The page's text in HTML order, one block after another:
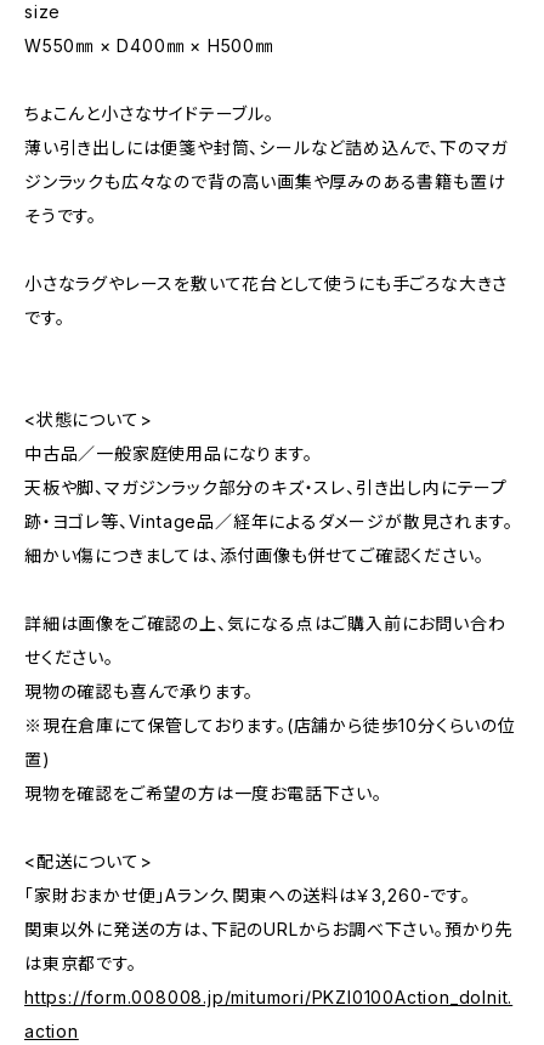
size
W550㎜ × D400㎜ × H500㎜
ちょこんと小さなサイドテーブル。
薄い引き出しには便箋や封筒、シールなど詰め込んで、下のマガ
ジンラックも広々なので背の高い画集や厚みのある書籍も置け
そうです。
小さなラグやレースを敷いて花台として使うにも手ごろな大きさ
です。
<状態について>
中古品／一般家庭使用品になります。
天板や脚、マガジンラック部分のキズ・スレ、引き出し内にテープ
跡・ヨゴレ等、Vintage品／経年によるダメージが散見されます。
細かい傷につきましては、添付画像も併せてご確認ください。
詳細は画像をご確認の上、気になる点はご購入前にお問い合わ
せください。
現物の確認も喜んで承ります。
※現在倉庫にて保管しております。(店舗から徒歩10分くらいの位
置)
現物を確認をご希望の方は一度お電話下さい。
<配送について>
「家財おまかせ便」Aランク、関東への送料は￥3,260-です。
関東以外に発送の方は、下記のURLからお調べ下さい。預かり先
は東京都です。
https://form.008008.jp/mitumori/PKZI0100Action_doInit.
action